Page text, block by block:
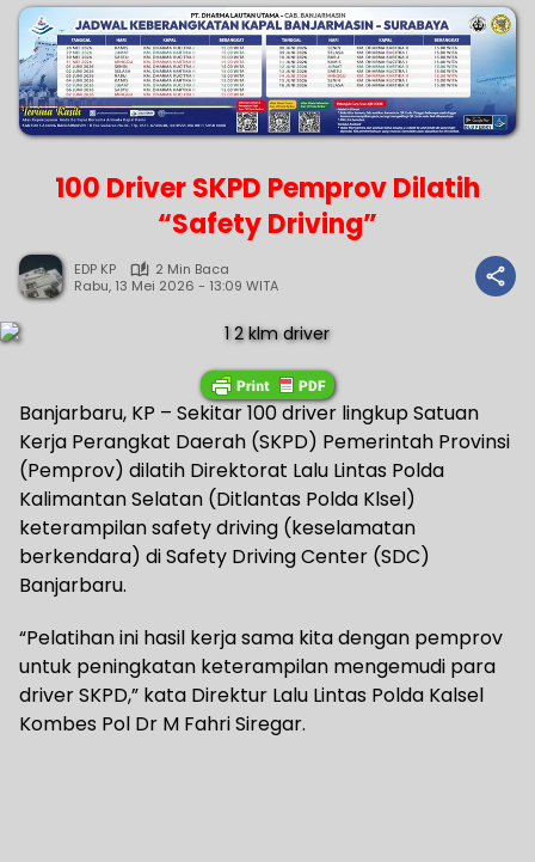
100 Driver SKPD Pemprov Dilatih
“Safety Driving”
EDP KP
2 Min Baca
Rabu, 13 Mei 2026 - 13:09 WITA
Banjarbaru, KP – Sekitar 100 driver lingkup Satuan
Kerja Perangkat Daerah (SKPD) Pemerintah Provinsi
(Pemprov) dilatih Direktorat Lalu Lintas Polda
Kalimantan Selatan (Ditlantas Polda Klsel)
keterampilan safety driving (keselamatan
berkendara) di Safety Driving Center (SDC)
Banjarbaru.
“Pelatihan ini hasil kerja sama kita dengan pemprov
untuk peningkatan keterampilan mengemudi para
driver SKPD,” kata Direktur Lalu Lintas Polda Kalsel
Kombes Pol Dr M Fahri Siregar.